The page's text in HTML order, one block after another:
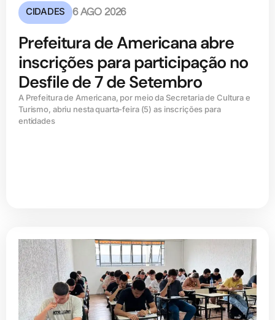
CIDADES 6 AGO 2026
Prefeitura de Americana abre
inscrições para participação no
Desfile de 7 de Setembro
A Prefeitura de Americana, por meio da Secretaria de Cultura e
Turismo, abriu nesta quarta-feira (5) as inscrições para
entidades